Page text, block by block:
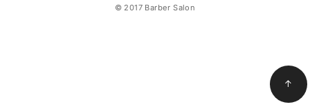
© 2017 Barber Salon
↑